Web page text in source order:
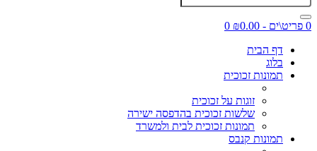
0 פריט\ים - ₪0.00
0
דף הבית
בלוג
תמונות זכוכית
זוגות על זכוכית
שלשות זכוכית בהדפסה ישירה
תמונות זכוכית לבית ולמשרד
תמונות קנבס